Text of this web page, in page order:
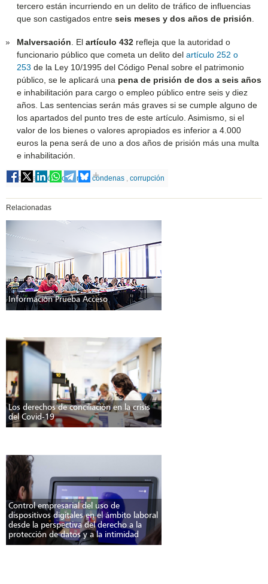
tercero están incurriendo en un delito de tráfico de influencias
que son castigados entreseis meses y dos años de prisión
Malversación . Elartículo 432 refleja que la autoridad o
funcionario público que cometa un delito delartículo 252 o
253 de la Ley 10/1995 del Código Penal sobre el patrimonio
público, se le aplicará una pena de prisión de dos a seis años
e inhabilitación para cargo o empleo público entre seis y diez
años. Las sentencias serán más graves si se cumple alguno de
los apartados del punto tres de este artículo. Asimismo, si el
valor de los bienes o valores apropiados es inferior a 4.000
euros la pena será de uno a dos años de prisión más una multa
e inhabilitación.
Etiquetas Código Penal,condenas ,corrupción
Relacionadas
Información Prueba Acceso
Los derechos de conciliación en la crisis
del Covid-19
Control empresarial del uso de
dispositivos digitales en el ámbito laboral
desde la perspectiva del derecho a la
protección de datos y a la intimidad